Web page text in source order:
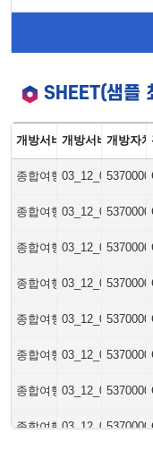
SHEET(샘플
개방서비스명개방서비스아이
개방자
종합여행업03_12_03_P5370000
종합여행업03_12_03_P5370000
종합여행업03_12_03_P5370000
종합여행업03_12_03_P5370000
종합여행업03_12_03_P5370000
종합여행업03_12_03_P5370000
종합여행업03_12_03_P5370000
종합여행업03_12_03_P5370000